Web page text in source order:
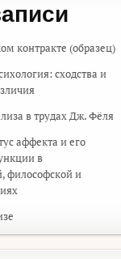
контракте (образец)
сходства и
в трудах Дж. Фёля
аффекта и его
в
философской и